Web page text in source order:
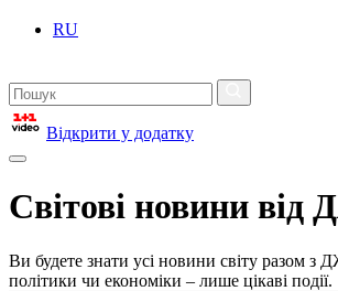
RU
Відкрити у додатку
Світові новини
Ви будете знати усі новини світу разом з
політики чи економіки – лише цікаві події.